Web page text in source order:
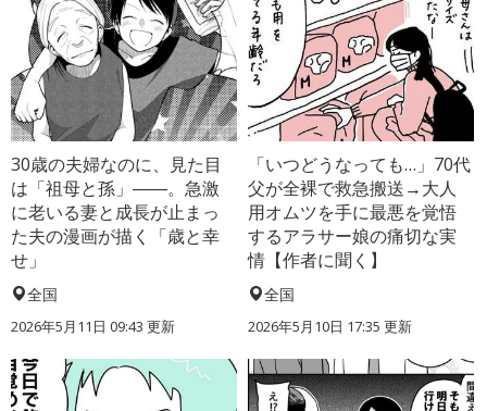
30歳の夫婦なのに、見た目
は「祖母と孫」――。急激
に老いる妻と成長が止まっ
た夫の漫画が描く「歳と幸
せ」
全国
2026年5月11日 09:43 更新
「いつどうなっても…」70代
父が全裸で救急搬送→大人
用オムツを手に最悪を覚悟
するアラサー娘の痛切な実
情【作者に聞く】
全国
2026年5月10日 17:35 更新